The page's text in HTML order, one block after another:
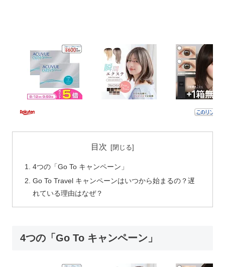
目次
4つの「Go To キャンペーン」
Go To Travel キャンペーンはいつから始まるの？遅
れている理由はなぜ？
4つの「Go To キャンペーン」